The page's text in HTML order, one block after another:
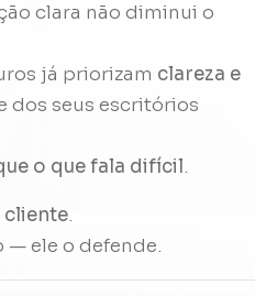
clara não diminui o
já priorizam clareza e
dos seus escritórios
o que fala difícil.
cliente.
— ele o defende.